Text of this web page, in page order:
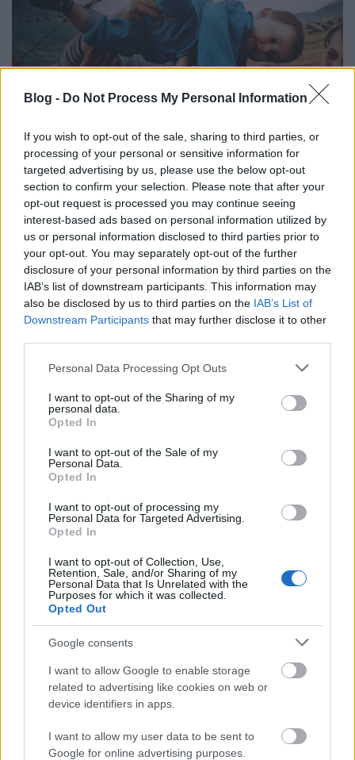
Blog - Do Not Process My Personal Information
If you wish to opt-out of the sale, sharing to third parties, or
processing of your personal or sensitive information for
targeted advertising by us, please use the below opt-out
section to confirm your selection. Please note that after your
opt-out request is processed you may continue seeing
interest-based ads based on personal information utilized by
us or personal information disclosed to third parties prior to
your opt-out. You may separately opt-out of the further
disclosure of your personal information by third parties on the
IAB’s list of downstream participants. This information may
also be disclosed by us to third parties on the IAB’s List of
Downstream Participants that may further disclose it to other
Please note that this website/app uses one or more Google
not limited to your visit or usage behaviour. You may click to
grant or deny consent to Google and its third-party tags to
use your data for below specified purposes in below Google
consent section.
Personal Data Processing Opt Outs
I want to opt-out of the Sharing of my
personal data.
Opted In
I want to opt-out of the Sale of my
Personal Data.
Opted In
I want to opt-out of processing my
Personal Data for Targeted Advertising.
Opted In
I want to opt-out of Collection, Use,
Retention, Sale, and/or Sharing of my
Personal Data that Is Unrelated with the
Purposes for which it was collected.
Opted Out
Google consents
I want to allow Google to enable storage
related to advertising like cookies on web or
device identifiers in apps.
I want to allow my user data to be sent to
Google for online advertising purposes.
Három hír és egy kép
NERetlen 2éves •2015. szeptember 09.
Az első hír: bár még tombol a nyár, de a fehér gólyák
már javában gyakorlatoznak fenn, az égen;
készülnek a nagy útra...
Aligha állja majd a ...
Lelkek százmilliói hiányoznak
Európából
A Bloomberg kolumnistája, Leonid Bershidsky
számításai szerint ahhoz, hogy az elöregedő európai
társadalmak fenn tudják tartani jóléti ...
Túlvilági üzenet
NERetlen 2éves •2015. június 17.